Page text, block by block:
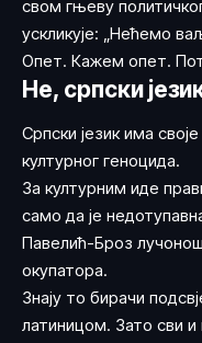
свом гњеву
ускликује: „Нећемо
Опет. Кажем опет.
Не, српски
Српски језик има
културног геноцида.
За културним иде
само да је
Павелић-Броз
окупатора.
Знају то бирачи
латиницом. Зато сви